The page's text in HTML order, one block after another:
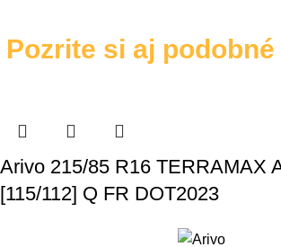
Pozrite si aj
Arivo 215/85 R16 TERRAMAX
[115/112] Q FR DOT2023